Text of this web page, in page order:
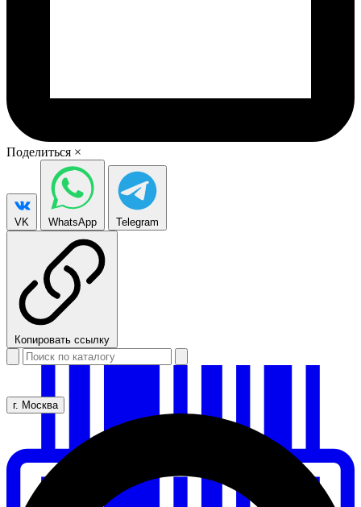
Поделиться ×
VK WhatsApp Telegram
Копировать ссылку